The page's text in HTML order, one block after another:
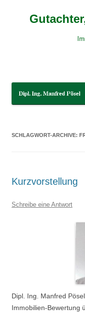
SCHLAGWORT-ARCHIVE:
Kurzvorstellung
Schreibe eine Antwort
Dipl. Ing. Manfred
Immobilien-Bewertung